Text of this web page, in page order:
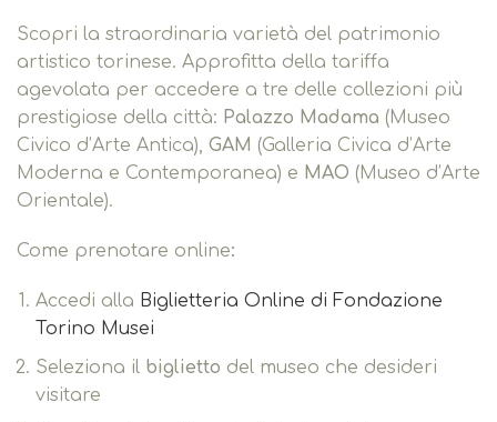
Scopri la straordinaria varietà del patrimonio
artistico torinese. Approfitta della tariffa
agevolata per accedere a tre delle collezioni più
prestigiose della città: Palazzo Madama (Museo
Civico d’Arte Antica), GAM (Galleria Civica d’Arte
Moderna e Contemporanea) e MAO (Museo d’Arte
Orientale).
Come prenotare online:
Accedi alla Biglietteria Online di Fondazione
Torino Musei
Seleziona il biglietto del museo che desideri
visitare